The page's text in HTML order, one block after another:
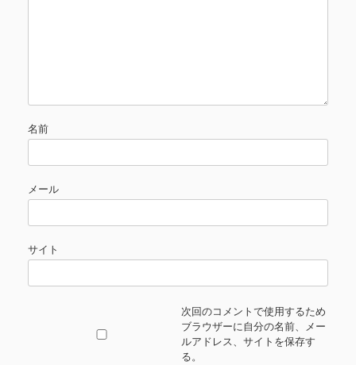
名前
メール
サイト
次回のコメントで使用するため
ブラウザーに自分の名前、メー
ルアドレス、サイトを保存す
る。